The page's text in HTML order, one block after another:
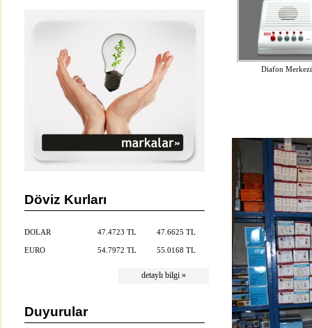
Döviz Kurları
DOLAR 47.4723 TL 47.6625 TL
EURO 54.7972 TL 55.0168 TL
detaylı bilgi »
Duyurular
Diafon Merkezi